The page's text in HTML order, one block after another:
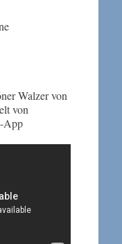
Walzer von
von
App